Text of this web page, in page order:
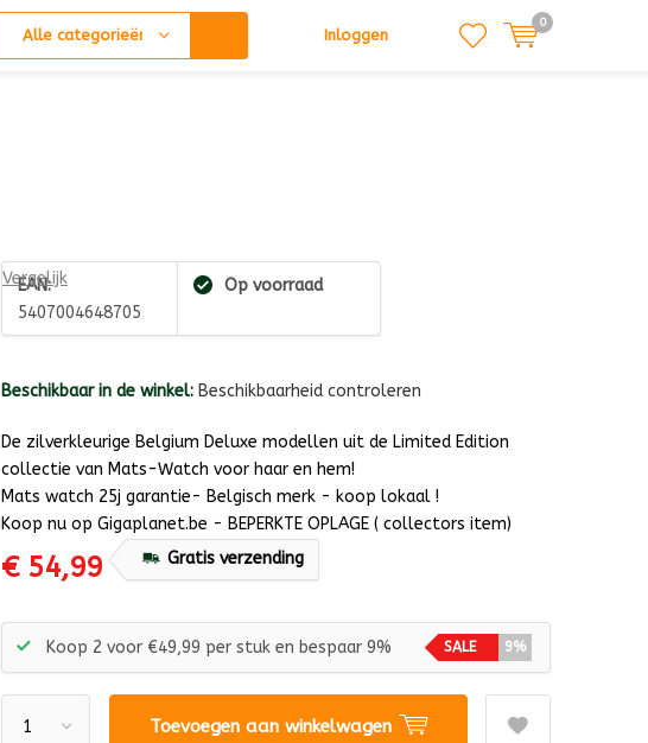
Alle categorieën Inloggen
0
Vergelijk
EAN:
5407004648705
Op voorraad
Beschikbaar in de winkel: Beschikbaarheid controleren
De zilverkleurige Belgium Deluxe modellen uit de Limited Edition
collectie van Mats-Watch voor haar en hem!
Mats watch 25j garantie- Belgisch merk - koop lokaal !
Koop nu op Gigaplanet.be - BEPERKTE OPLAGE ( collectors item)
€ 54,99 Gratis verzending
Koop 2 voor €49,99 per stuk en bespaar 9% SALE 9%
Toevoegen aan winkelwagen